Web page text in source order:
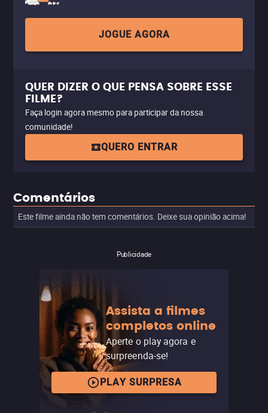
JOGUE AGORA
QUER DIZER O QUE PENSA SOBRE ESSE
FILME?
Faça login agora mesmo para participar da nossa
comunidade!
QUERO ENTRAR
Comentários
Este filme ainda não tem comentários. Deixe sua opinião acima!
Publicidade
Assista a filmes
completos online
Aperte o play agora e
surpreenda-se!
PLAY SURPRESA